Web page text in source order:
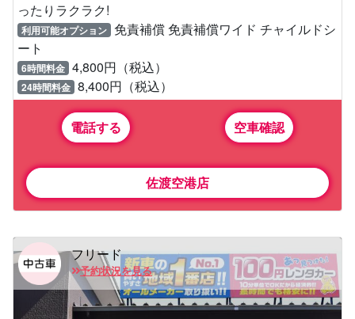
ったりラクラク!
利用可能オプション 免責補償 免責補償ワイド チャイルドシ
ート
6時間料金 4,800円（税込）
24時間料金 8,400円（税込）
電話する 空車確認
佐渡空港店
フリード
予約状況を見る